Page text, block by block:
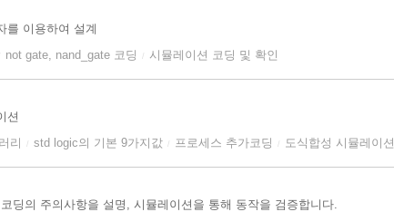
를 이용하여 설계
not gate, nand_gate 코딩 시뮬레이션 코딩 및 확인
션
리 std logic의 기본 9가지값 프로세스 추가코딩 도식합성 시뮬레이션
딩의 주의사항을 설명, 시뮬레이션을 통해 동작을 검증합니다.